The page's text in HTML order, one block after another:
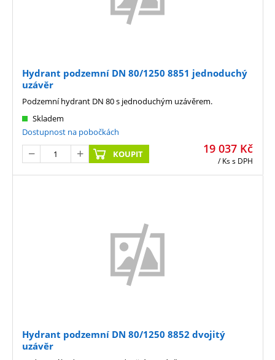
Hydrant podzemní DN 80/1250 8851 jednoduchý
uzávěr
19 037 Kč
/ Kss DPH
Skladem
Dostupnost na pobočkách
KOUPIT
Podzemní hydrant DN 80 s jednoduchým uzávěrem.
Hydrant podzemní DN 80/1250 8852 dvojitý
uzávěr